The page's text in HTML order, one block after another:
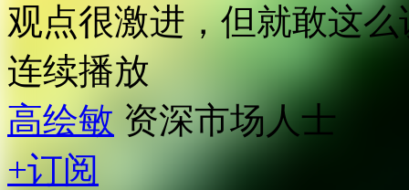
观点很激进，但就敢这么
连续播放
高绘敏 资深市场人士
+订阅